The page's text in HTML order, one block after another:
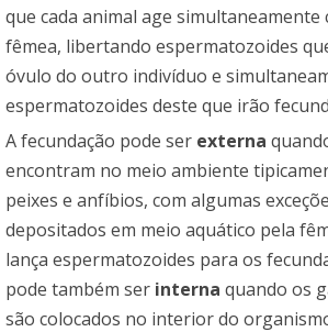
que cada animal age simultaneamente
fêmea, libertando espermatozoides
óvulo do outro indivíduo e
espermatozoides deste que irão
A fecundação pode ser externa
encontram no meio ambiente
peixes e anfíbios, com algumas
depositados em meio aquático pela
lança espermatozoides para os
pode também ser interna quando os
são colocados no interior do